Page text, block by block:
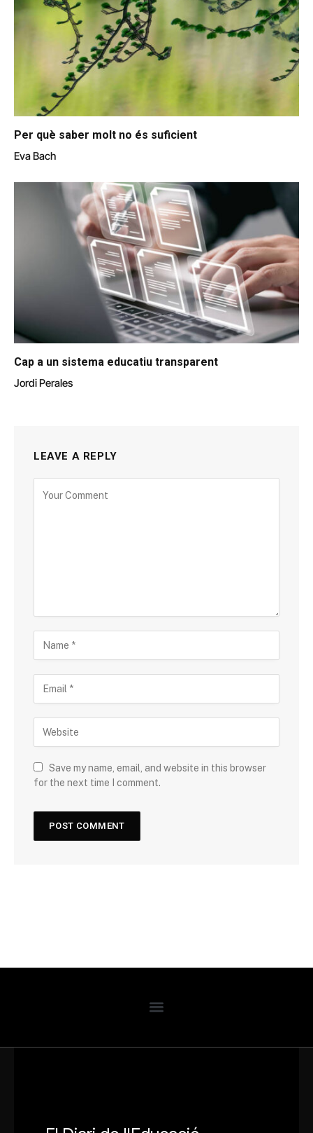
Per què saber molt no és suficient
Eva Bach
Cap a un sistema educatiu transparent
Jordi Perales
LEAVE A REPLY
Save my name, email, and website in this browser
for the next time I comment.